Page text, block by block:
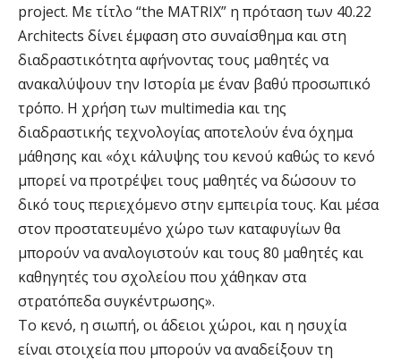
project. Με τίτλο “the MATRIX” η πρόταση των 40.22
Architects δίνει έμφαση στο συναίσθημα και στη
διαδραστικότητα αφήνοντας τους μαθητές να
ανακαλύψουν την Ιστορία με έναν βαθύ προσωπικό
τρόπο. Η χρήση των multimedia και της
διαδραστικής τεχνολογίας αποτελούν ένα όχημα
μάθησης και «όχι κάλυψης του κενού καθώς το κενό
μπορεί να προτρέψει τους μαθητές να δώσουν το
δικό τους περιεχόμενο στην εμπειρία τους. Και μέσα
στον προστατευμένο χώρο των καταφυγίων θα
μπορούν να αναλογιστούν και τους 80 μαθητές και
καθηγητές του σχολείου που χάθηκαν στα
στρατόπεδα συγκέντρωσης».
Το κενό, η σιωπή, οι άδειοι χώροι, και η ησυχία
είναι στοιχεία που μπορούν να αναδείξουν τη